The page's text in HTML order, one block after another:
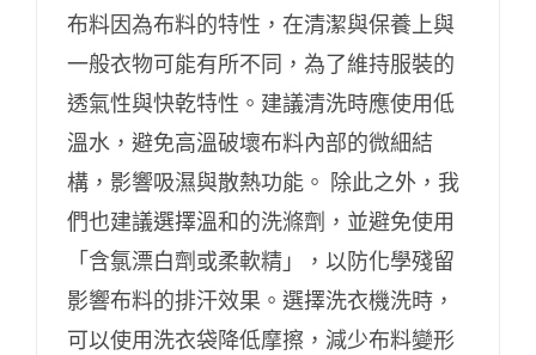
布料因為布料的特性，在清潔與保養上與
一般衣物可能有所不同，為了維持服裝的
透氣性與快乾特性。建議清洗時應使用低
溫水，避免高溫破壞布料內部的微細結
構，影響吸濕與散熱功能。 除此之外，我
們也建議選擇溫和的洗滌劑，並避免使用
「含氯漂白劑或柔軟精」，以防化學殘留
影響布料的排汗效果。選擇洗衣機洗時，
可以使用洗衣袋降低摩擦，減少布料變形